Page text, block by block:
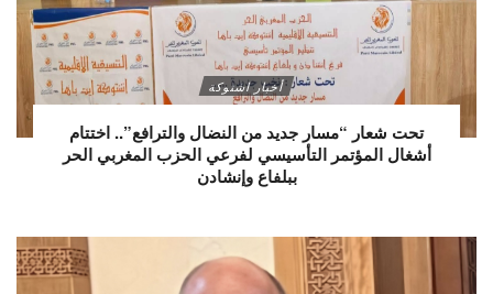
أخبار اشتوكة
تحت شعار “مسار جديد من النضال والترافع”.. اختتام
أشغال المؤتمر التأسيسي لفرعي الحزب المغربي الحر
ببلفاع وإنشادن